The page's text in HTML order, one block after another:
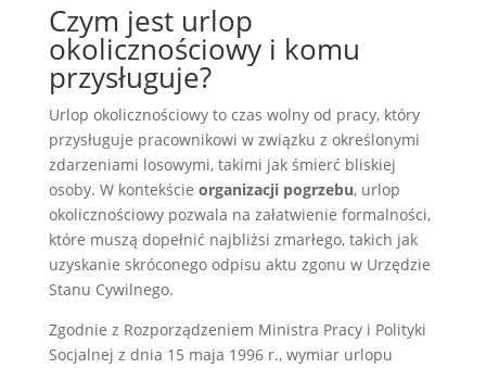
Czym jest urlop
okolicznościowy i komu
przysługuje?
Urlop okolicznościowy to czas wolny od pracy, który
przysługuje pracownikowi w związku z określonymi
zdarzeniami losowymi, takimi jak śmierć bliskiej
osoby. W kontekście organizacji pogrzebu, urlop
okolicznościowy pozwala na załatwienie formalności,
które muszą dopełnić najbliżsi zmarłego, takich jak
uzyskanie skróconego odpisu aktu zgonu w Urzędzie
Stanu Cywilnego.
Zgodnie z Rozporządzeniem Ministra Pracy i Polityki
Socjalnej z dnia 15 maja 1996 r., wymiar urlopu